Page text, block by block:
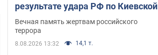
результате удара РФ по Киевской
области погибли директор
киевского лицея, её муж и внук
Вечная память жертвам российского
террора
8.08.2026 13:32 14,1 т.